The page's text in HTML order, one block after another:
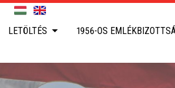
LETÖLTÉS 1956-OS